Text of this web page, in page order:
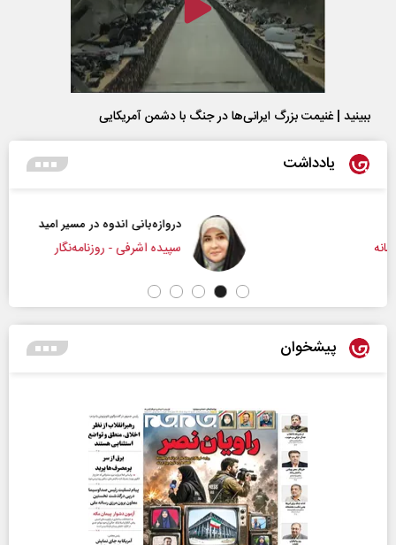
ببینید | غنیمت بزرگ ایرانی‌ها در جنگ با دشمن آمریکایی
یادداشت
دروازه‌بانی اندوه در مسیر امید
سپیده اشرفی - روزنامه‌نگار
پیشخوان